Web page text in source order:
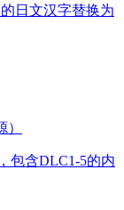
日文汉字替换为
包含DLC1-5的内